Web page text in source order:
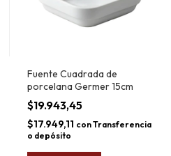
Fuente Cuadrada de
porcelana Germer 15cm
$19.943,45
$17.949,11 conTransferencia
o depósito